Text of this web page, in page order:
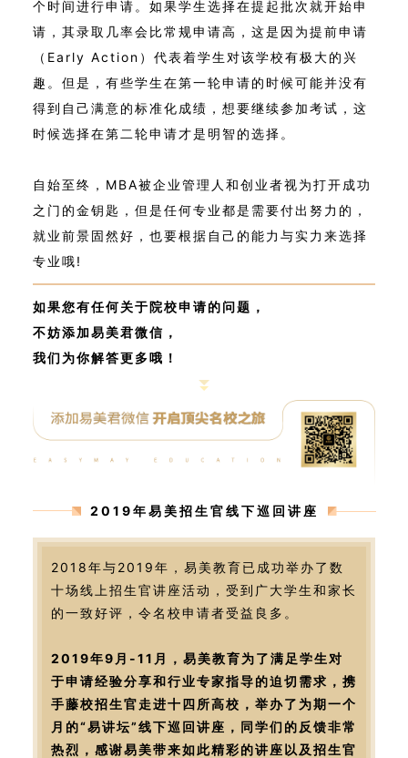
个时间进行申请。如果学生选择在提起批次就开始申
请，其录取几率会比常规申请高，这是因为提前申请
（Early Action）代表着学生对该学校有极大的兴
趣。但是，有些学生在第一轮申请的时候可能并没有
得到自己满意的标准化成绩，想要继续参加考试，这
时候选择在第二轮申请才是明智的选择。
自始至终，MBA被企业管理人和创业者视为打开成功
之门的金钥匙，但是任何专业都是需要付出努力的，
就业前景固然好，也要根据自己的能力与实力来选择
专业哦!
如果您有任何关于院校申请的问题，
不妨添加易美君微信，
我们为你解答更多哦！
2019年易美招生官线下巡回讲座
2018年与2019年，易美教育已成功举办了数
十场线上招生官讲座活动，受到广大学生和家长
的一致好评，令名校申请者受益良多。
2019年9月-11月，易美教育为了满足学生对
于申请经验分享和行业专家指导的迫切需求，携
手藤校招生官走进十四所高校，举办了为期一个
月的“易讲坛”线下巡回讲座，同学们的反馈非常
热烈，感谢易美带来如此精彩的讲座以及招生官